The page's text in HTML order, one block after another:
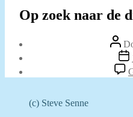
Op zoek naar de
(c) Steve Senne